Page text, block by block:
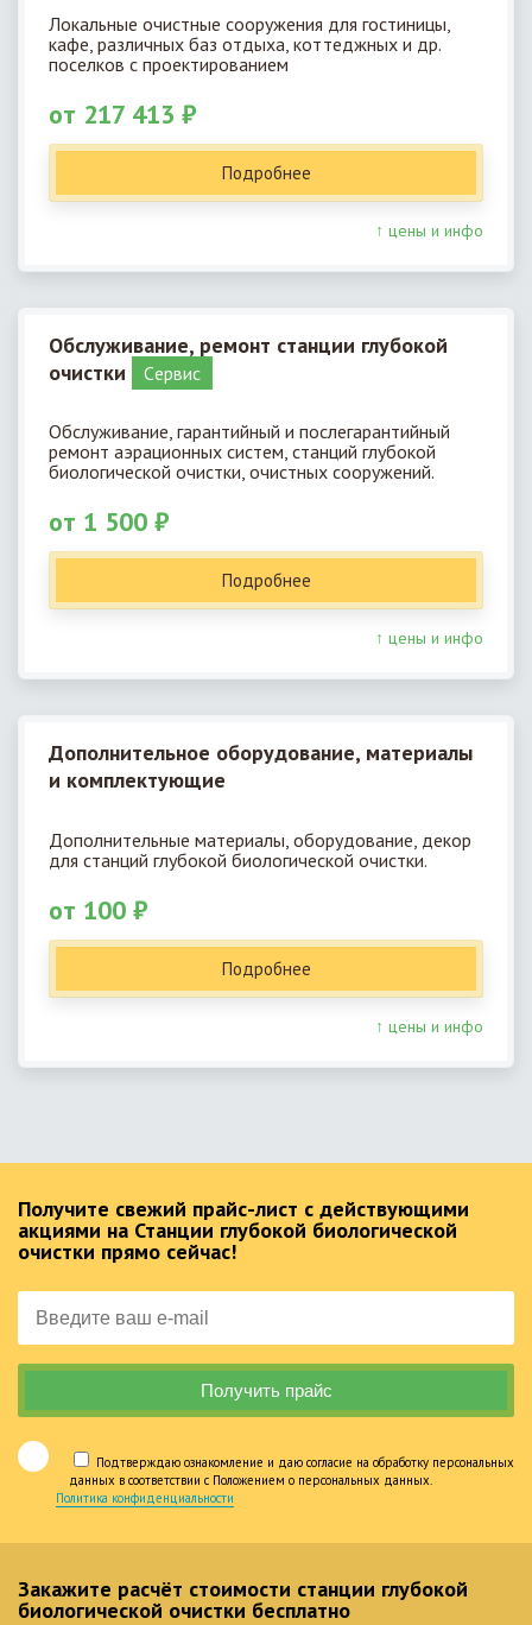
Локальные очистные сооружения для гостиницы,
кафе, различных баз отдыха, коттеджных и др.
поселков с проектированием
от 217 413 ₽
Подробнее
↑ цены и инфо
Обслуживание, ремонт станции глубокой
очистки
Cервис
Обслуживание, гарантийный и послегарантийный
ремонт аэрационных систем, станций глубокой
биологической очистки, очистных сооружений.
от 1 500 ₽
Подробнее
↑ цены и инфо
Дополнительное оборудование, материалы
и комплектующие
Дополнительные материалы, оборудование, декор
для станций глубокой биологической очистки.
от 100 ₽
Подробнее
↑ цены и инфо
Получите свежий прайс-лист с действующими
акциями на Станции глубокой биологической
очистки прямо сейчас!
Подтверждаю ознакомление и даю согласие на обработку персональных
данных в соответствии с Положением о персональных данных.
Политика конфиденциальности
Закажите расчёт стоимости станции глубокой
биологической очистки бесплатно